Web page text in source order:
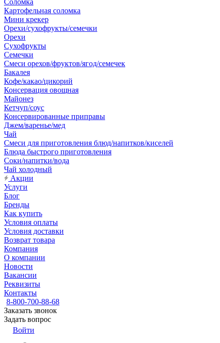
Соломка
Картофельная соломка
Мини крекер
Орехи/сухофрукты/семечки
Орехи
Сухофрукты
Семечки
Смеси орехов/фруктов/ягод/семечек
Бакалея
Кофе/какао/цикорий
Консервация овощная
Майонез
Кетчуп/соус
Консервированные приправы
Джем/варенье/мед
Чай
Смеси для приготовления блюд/напитков/киселей
Блюда быстрого приготовления
Соки/напитки/вода
Чай холодный
Акции
Услуги
Блог
Бренды
Как купить
Условия оплаты
Условия доставки
Возврат товара
Компания
О компании
Новости
Вакансии
Реквизиты
Контакты
8-800-700-88-68
Заказать звонок
Задать вопрос
Войти